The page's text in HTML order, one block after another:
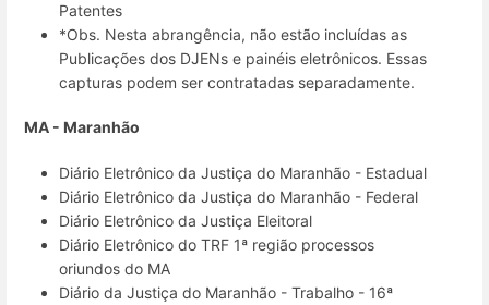
Patentes
*Obs. Nesta abrangência, não estão incluídas as
Publicações dos DJENs e painéis eletrônicos. Essas
capturas podem ser contratadas separadamente.
MA - Maranhão
Diário Eletrônico da Justiça do Maranhão - Estadual
Diário Eletrônico da Justiça do Maranhão - Federal
Diário Eletrônico da Justiça Eleitoral
Diário Eletrônico do TRF 1ª região processos
oriundos do MA
Diário da Justiça do Maranhão - Trabalho - 16ª